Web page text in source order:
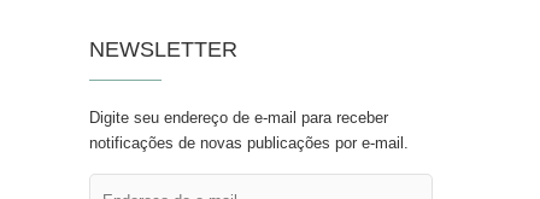
NEWSLETTER
Digite seu endereço de e-mail para receber
notificações de novas publicações por e-mail.